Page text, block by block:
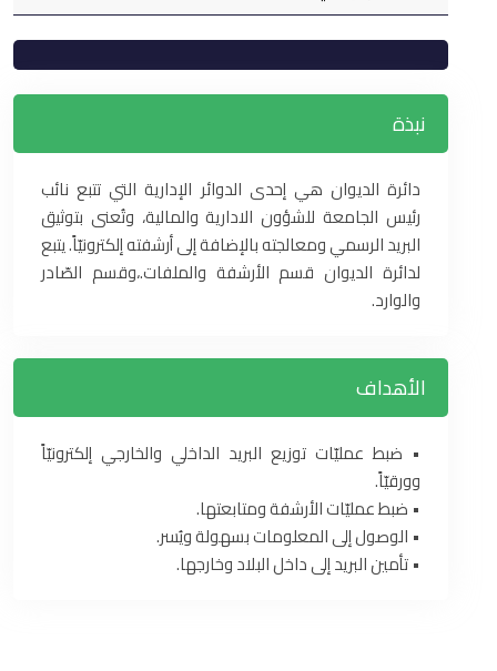
نبذة
دائرة الديوان هي إحدى الدوائر الإدارية التي تتبع نائب
رئيس الجامعة للشؤون الادارية والمالية، وتُعنى بتوثيق
البريد ‏الرسمي ومعالجته بالإضافة إلى أرشفته إلكترونيّاً‎.‎‏ يتبع
لدائرة الديوان قسم الأرشفة والملفات‎.‎،وقسم الصّادر
والوارد.‏
الأهداف
• ضبط عمليّات توزيع البريد الداخلي والخارجي إلكترونيّاً
وورقيّاً.‏
• ضبط عمليّات الأرشفة ومتابعتها‎.‎
• الوصول إلى المعلومات بسهولة ويُسر‎ .‎
• تأمين البريد إلى داخل البلاد وخارجها‎.‎